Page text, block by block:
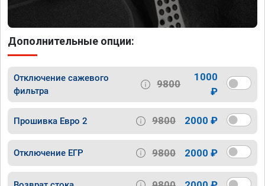
Дополнительные опции:
Отключение сажевого
фильтра
9800
1000
₽
Прошивка Евро 2 9800 2000 ₽
Отключение ЕГР 9800 2000 ₽